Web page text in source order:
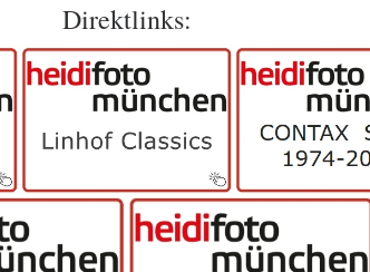
Direktlinks: